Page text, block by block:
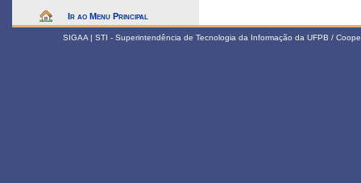
Ir ao Menu Principal
SIGAA | STI - Superintendência de Tecnologia da Informação da UFPB /